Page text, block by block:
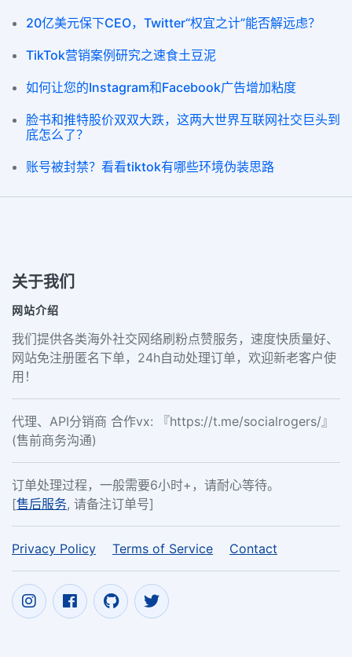
20亿美元保下CEO，Twitter“权宜之计”能否解远虑？
TikTok营销案例研究之速食土豆泥
如何让您的Instagram和Facebook广告增加粘度
脸书和推特股价双双大跌，这两大世界互联网社交巨头到
底怎么了？
账号被封禁？看看tiktok有哪些环境伪装思路
关于我们
网站介绍
我们提供各类海外社交网络刷粉点赞服务，速度快质量好、
网站免注册匿名下单，24h自动处理订单，欢迎新老客户使
用！
代理、API分销商 合作vx: 『https://t.me/socialrogers/』
(售前商务沟通)
订单处理过程，一般需要6小时+，请耐心等待。
[售后服务, 请备注订单号]
Privacy Policy Terms of Service Contact